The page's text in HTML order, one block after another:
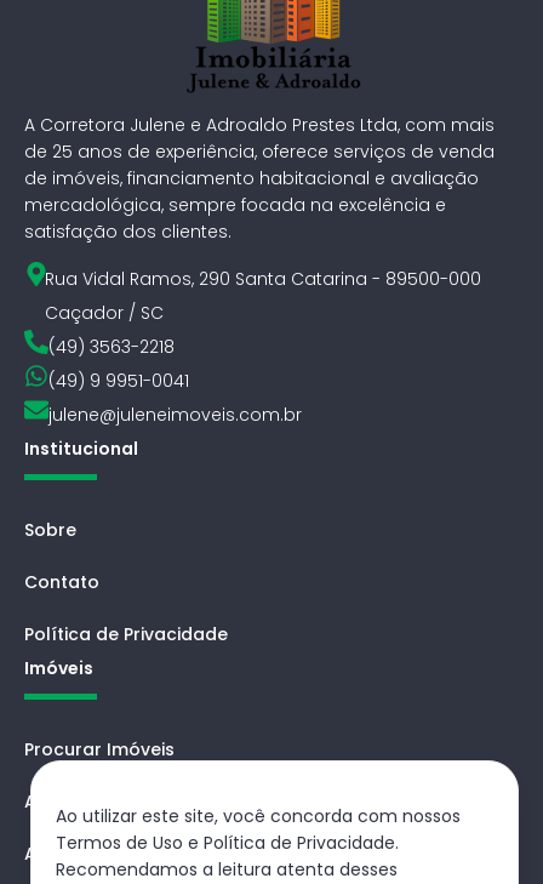
A Corretora Julene e Adroaldo Prestes Ltda, com mais
de 25 anos de experiência, oferece serviços de venda
de imóveis, financiamento habitacional e avaliação
mercadológica, sempre focada na excelência e
satisfação dos clientes.
Rua Vidal Ramos, 290 Santa Catarina - 89500-000
Caçador / SC
(49) 3563-2218
(49) 9 9951-0041
julene@juleneimoveis.com.br
Institucional
Sobre
Contato
Política de Privacidade
Imóveis
Procurar Imóveis
Avaliar
Agendar
Ao utilizar este site, você concorda com nossos
Termos de Uso e Política de Privacidade.
Recomendamos a leitura atenta desses